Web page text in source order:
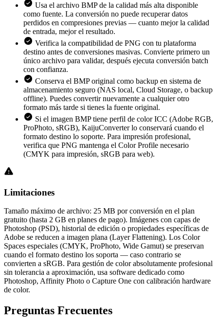
Usa el archivo BMP de la calidad más alta disponible
como fuente. La conversión no puede recuperar datos
perdidos en compresiones previas — cuanto mejor la calidad
de entrada, mejor el resultado.
Verifica la compatibilidad de PNG con tu plataforma
destino antes de conversiones masivas. Convierte primero un
único archivo para validar, después ejecuta conversión batch
con confianza.
Conserva el BMP original como backup en sistema de
almacenamiento seguro (NAS local, Cloud Storage, o backup
offline). Puedes convertir nuevamente a cualquier otro
formato más tarde si tienes la fuente original.
Si el imagen BMP tiene perfil de color ICC (Adobe RGB,
ProPhoto, sRGB), KaijuConverter lo conservará cuando el
formato destino lo soporte. Para impresión profesional,
verifica que PNG mantenga el Color Profile necesario
(CMYK para impresión, sRGB para web).
Limitaciones
Tamaño máximo de archivo: 25 MB por conversión en el plan
gratuito (hasta 2 GB en planes de pago). Imágenes con capas de
Photoshop (PSD), historial de edición o propiedades específicas de
Adobe se reducen a imagen plana (Layer Flattening). Los Color
Spaces especiales (CMYK, ProPhoto, Wide Gamut) se preservan
cuando el formato destino los soporta — caso contrario se
convierten a sRGB. Para gestión de color absolutamente profesional
sin tolerancia a aproximación, usa software dedicado como
Photoshop, Affinity Photo o Capture One con calibración hardware
de color.
Preguntas Frecuentes